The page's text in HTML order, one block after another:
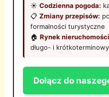
☀️Codzienna pogoda:
📋Zmiany przepisów:
formalności turystyczne
🏠Rynek
długo- i krótkoterminowy
Dołącz do